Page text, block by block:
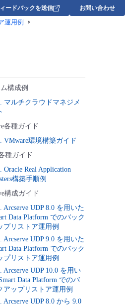
ードバックを送信 お問い合わせ
運用例
構成例
マルチクラウドマネジメ
各種ガイド
VMware環境構築ガイド
種ガイド
Oracle Real Application
構築手順例
構成ガイド
Arcserve UDP 8.0 を用いた
Data Platform でのバック
プリストア運用例
Arcserve UDP 9.0 を用いた
Data Platform でのバック
プリストア運用例
Arcserve UDP 10.0 を用い
Data Platform でのバ
アップリストア運用例
Arcserve UDP 8.0 から 9.0